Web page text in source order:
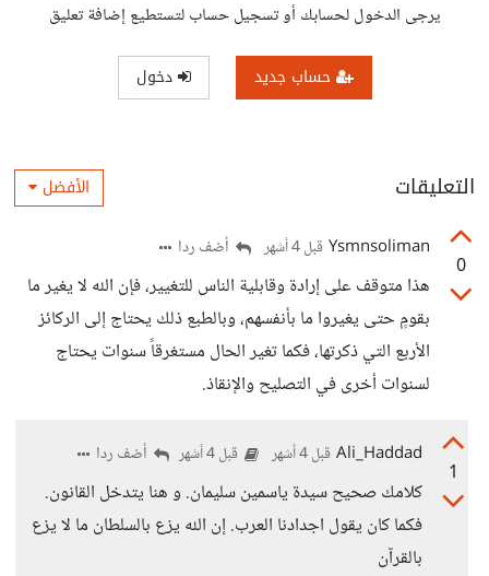
يرجى الدخول لحسابك أو تسجيل حساب لتستطيع إضافة تعليق
حساب جديد دخول
التعليقات الأفضل
0
Ysmnsoliman قبل 4 أشهر أضف ردا
هذا متوقف على إرادة وقابلية الناس للتغيير، فإن الله لا يغير ما
بقومٍ حتى يغيروا ما بأنفسهم، وبالطبع ذلك يحتاج إلى الركائز
الأربع التي ذكرتها، فكما تغير الحال مستغرقاً سنوات يحتاج
لسنوات أخرى في التصليح والإنقاذ.
1
Ali_Haddad قبل 4 أشهر قبل 4 أشهر أضف ردا
كلامك صحيح سيدة ياسمين سليمان. و هنا يتدخل القانون.
فكما كان يقول اجدادنا العرب. إن الله يزع بالسلطان ما لا يزع
بالقرآن